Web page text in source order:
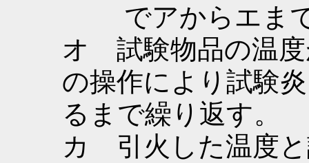
でアからエま
オ 試験物品の温
の操作により試験
るまで繰り返す。
カ 引火した温度